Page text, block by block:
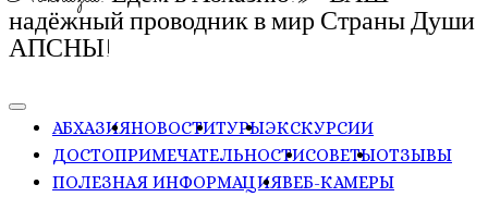
надёжный проводник в мир Страны Души
АПСНЫ!
АБХАЗИЯНОВОСТИТУРЫЭКСКУРСИИ
ДОСТОПРИМЕЧАТЕЛЬНОСТИСОВЕТЫОТЗЫВЫ
ПОЛЕЗНАЯ ИНФОРМАЦИЯВЕБ-КАМЕРЫ